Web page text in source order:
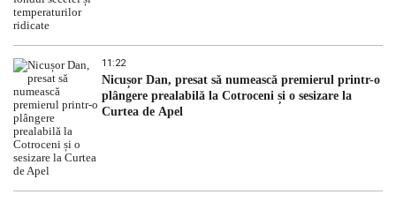
11:22
Nicușor Dan, presat să numească premierul printr-o
plângere prealabilă la Cotroceni și o sesizare la
Curtea de Apel